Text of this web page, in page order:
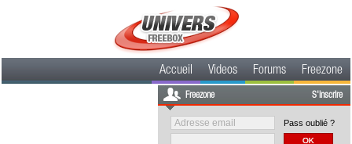
Accueil Videos Forums Freezone
Freezone S'inscrire
Pass oublié ?